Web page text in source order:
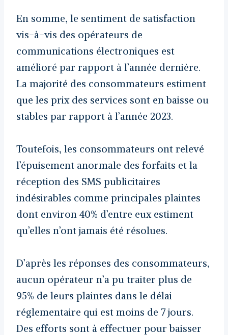
En somme, le sentiment de satisfaction
vis-à-vis des opérateurs de
communications électroniques est
amélioré par rapport à l’année dernière.
La majorité des consommateurs estiment
que les prix des services sont en baisse ou
stables par rapport à l’année 2023.
Toutefois, les consommateurs ont relevé
l’épuisement anormale des forfaits et la
réception des SMS publicitaires
indésirables comme principales plaintes
dont environ 40% d’entre eux estiment
qu’elles n’ont jamais été résolues.
D’après les réponses des consommateurs,
aucun opérateur n’a pu traiter plus de
95% de leurs plaintes dans le délai
réglementaire qui est moins de 7 jours.
Des efforts sont à effectuer pour baisser